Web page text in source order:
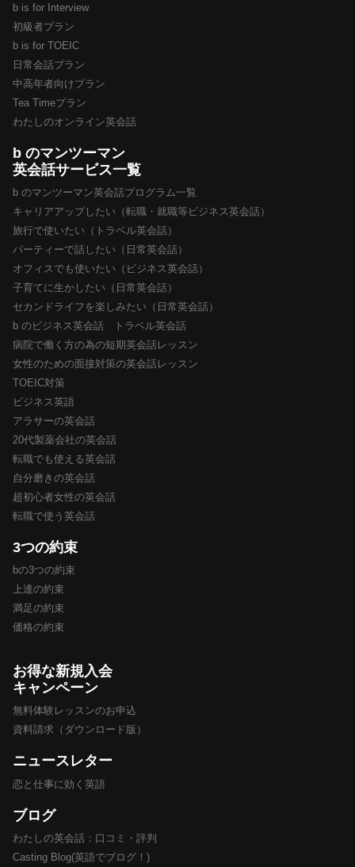
b is for Interview
初級者プラン
b is for TOEIC
日常会話プラン
中高年者向けプラン
Tea Timeプラン
わたしのオンライン英会話
b のマンツーマン
英会話サービス一覧
b のマンツーマン英会話プログラム一覧
キャリアアップしたい（転職・就職等ビジネス英会話）
旅行で使いたい（トラベル英会話）
パーティーで話したい（日常英会話）
オフィスでも使いたい（ビジネス英会話）
子育てに生かしたい（日常英会話）
セカンドライフを楽しみたい（日常英会話）
b のビジネス英会話 トラベル英会話
病院で働く方の為の短期英会話レッスン
女性のための面接対策の英会話レッスン
TOEIC対策
ビジネス英語
アラサーの英会話
20代製薬会社の英会話
転職でも使える英会話
自分磨きの英会話
超初心者女性の英会話
転職で使う英会話
3つの約束
bの3つの約束
上達の約束
満足の約束
価格の約束
お得な新規入会
キャンペーン
無料体験レッスンのお申込
資料請求（ダウンロード版）
ニュースレター
恋と仕事に効く英語
ブログ
わたしの英会話：口コミ・評判
Casting Blog(英語でブログ！)